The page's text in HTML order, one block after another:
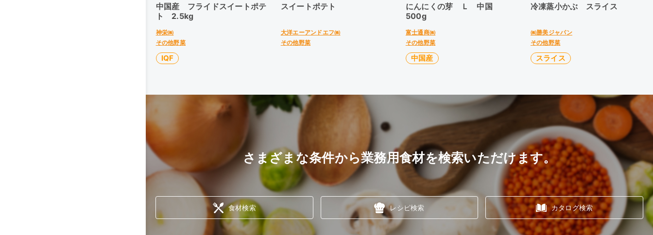
中国産 フライドスイートポテ
ト 2.5kg
神栄㈱
その他野菜
IQF
スイートポテト
大洋エーアンドエフ㈱
その他野菜
にんにくの芽 Ｌ 中国
500g
富士通商㈱
その他野菜
中国産
冷凍蒸小かぶ スライス
㈱勝美ジャパン
その他野菜
スライス
さまざまな条件から業務用食材を検索いただけます。
食材検索 レシピ検索 カタログ検索